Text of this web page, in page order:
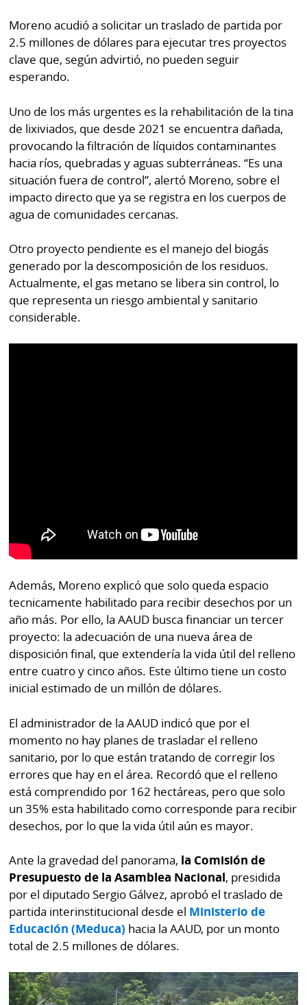
Sábado
Picante
⌾
Repregunta
Sin
Censura
Moreno acudió a solicitar un traslado de partida por
2.5 millones de dólares para ejecutar tres proyectos
clave que, según advirtió, no pueden seguir
esperando.
Uno de los más urgentes es la rehabilitación de la tina
de lixiviados, que desde 2021 se encuentra dañada,
provocando la filtración de líquidos contaminantes
hacia ríos, quebradas y aguas subterráneas. “Es una
situación fuera de control”, alertó Moreno, sobre el
impacto directo que ya se registra en los cuerpos de
agua de comunidades cercanas.
Otro proyecto pendiente es el manejo del biogás
generado por la descomposición de los residuos.
Actualmente, el gas metano se libera sin control, lo
que representa un riesgo ambiental y sanitario
considerable.
Además, Moreno explicó que solo queda espacio
tecnicamente habilitado para recibir desechos por un
año más. Por ello, la AAUD busca financiar un tercer
proyecto: la adecuación de una nueva área de
disposición final, que extendería la vida útil del relleno
entre cuatro y cinco años. Este último tiene un costo
inicial estimado de un millón de dólares.
El administrador de la AAUD indicó que por el
momento no hay planes de trasladar el relleno
sanitario, por lo que están tratando de corregir los
errores que hay en el área. Recordó que el relleno
está comprendido por 162 hectáreas, pero que solo
un 35% esta habilitado como corresponde para recibir
desechos, por lo que la vida útil aún es mayor.
Ante la gravedad del panorama, la Comisión de
Presupuesto de la Asamblea Nacional, presidida
por el diputado Sergio Gálvez, aprobó el traslado de
partida interinstitucional desde el Ministerio de
Educación (Meduca) hacia la AAUD, por un monto
total de 2.5 millones de dólares.